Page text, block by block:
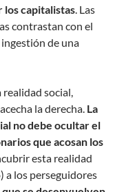
los capitalistas. Las
contrastan con el
de una
social,
la derecha. La
no debe ocultar el
que acosan los
esta realidad
a los perseguidores